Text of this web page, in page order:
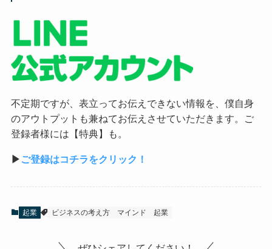
不定期ですが、表立ってお伝えできない情報を、僕自身
のアウトプットも兼ねてお伝えさせていただきます。ご
登録者様には【特典】も。
▶︎ ご登録はコチラをクリック！
起業 ビジネスの考え方 マインド 起業